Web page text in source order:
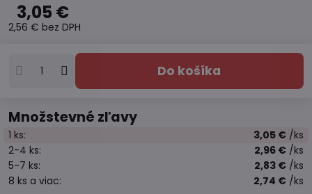
3,05 €
2,56 € bez DPH
Do košíka
Množstevné zľavy
1 ks: 3,05 € /ks
2-4 ks: 2,96 € /ks
5-7 ks: 2,83 € /ks
8 ks a viac: 2,74 € /ks